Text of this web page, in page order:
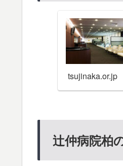
tsujinaka.or.jp
辻仲病院柏